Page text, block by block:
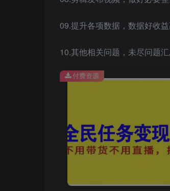
09.提升各项数据，数据好收
10.其他相关问题，未尽问题
付费资源